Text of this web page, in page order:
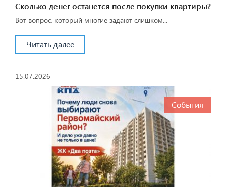
Сколько денег останется после покупки квартиры?
Вот вопрос, который многие задают слишком...
Читать далее
15.07.2026
События